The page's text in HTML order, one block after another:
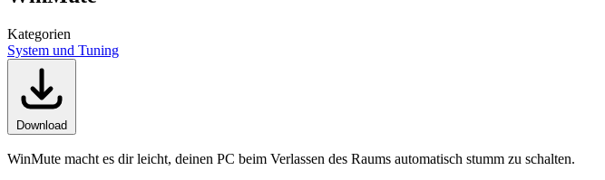
Kategorien
System und Tuning
Download
WinMute macht es dir leicht, deinen PC beim Verlassen des Raums automatisch stumm zu schalten.